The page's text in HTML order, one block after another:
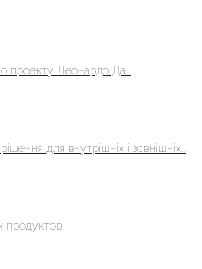
проекту Леонардо Да...
для внутрішніх і зовнішніх...
продуктов